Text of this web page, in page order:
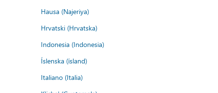
Hausa (Najeriya)
Hrvatski (Hrvatska)
Indonesia (Indonesia)
Íslenska (ísland)
Italiano (Italia)